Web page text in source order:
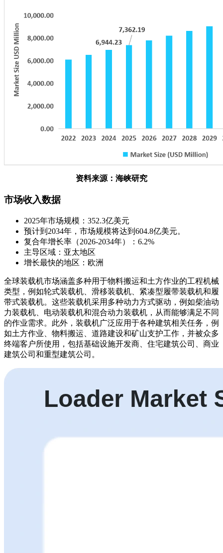
资料来源：海峡研究
市场收入数据
2025年市场规模：352.3亿美元
预计到2034年，市场规模将达到604.8亿美元。
复合年增长率（2026-2034年）：6.2%
主导区域：亚太地区
增长最快的地区：欧洲
全球装载机市场涵盖多种用于物料搬运和土方作业的工程机械
类型，例如轮式装载机、滑移装载机、紧凑型履带装载机和履
带式装载机。这些装载机采用多种动力方式驱动，例如柴油动
力装载机、电动装载机和混合动力装载机，从而能够满足不同
的作业需求。此外，装载机广泛应用于各种建筑相关任务，例
如土方作业、物料搬运、道路建设和矿山支护工作，并被众多
终端客户所使用，包括基础设施开发商、住宅建筑公司、商业
建筑公司和重型建筑公司。